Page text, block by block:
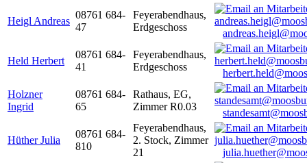
Heigl Andreas
08761 684-
47
Feyerabendhaus,
Erdgeschoss
Held Herbert
08761 684-
41
Feyerabendhaus,
Erdgeschoss
Holzner
Ingrid
08761 684-
65
Rathaus, EG,
Zimmer R0.03
Hüther Julia
08761 684-
810
Feyerabendhaus,
2. Stock, Zimmer
21